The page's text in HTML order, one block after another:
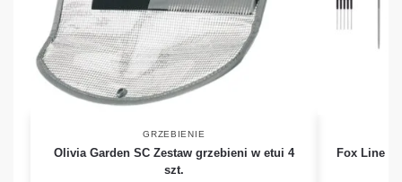
GRZEBIENIE
Olivia Garden SC Zestaw grzebieni w etui 4
szt.
Fox Line